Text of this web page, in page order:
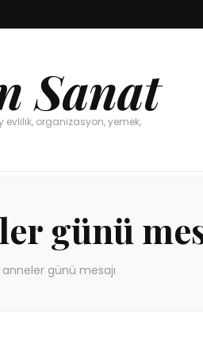
Sanat
evlilik, organizasyon, yemek,
günü
anneler günü mesajı